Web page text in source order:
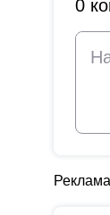
0
Реклама